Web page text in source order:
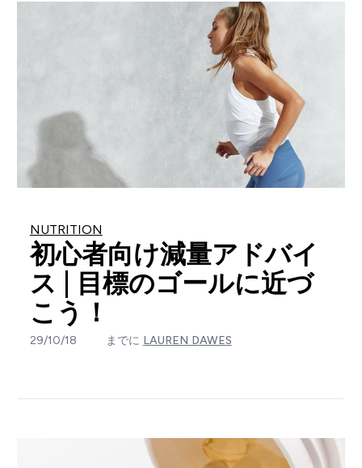
NUTRITION
初心者向け減量アドバイ
ス | 目標のゴールに近づ
こう！
29/10/18 までに LAUREN DAWES